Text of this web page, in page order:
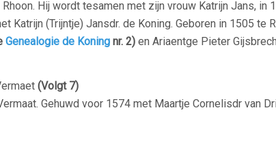
Hij wordt tesamen met zijn vrouw Katrijn Jans, in
Katrijn (Trijntje) Jansdr. de Koning. Geboren in 1505 te
Genealogie de Koning nr. 2) en Ariaentge Pieter
(Volgt 7)
Gehuwd voor 1574 met Maartje Cornelisdr van